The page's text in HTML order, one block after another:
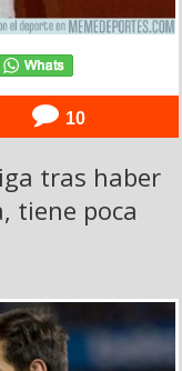
10
tras haber
tiene poca